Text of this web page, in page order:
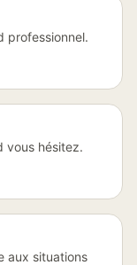
professionnel.
vous hésitez.
aux situations